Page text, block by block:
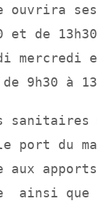
ouvrira
et de
mercredi
9h30 à
sanitaires
port du
apports
ainsi que